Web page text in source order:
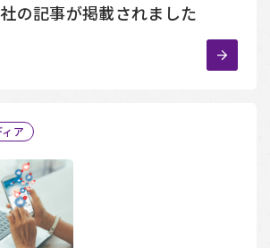
の記事が掲載されました
ィア